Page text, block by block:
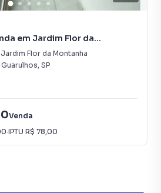
em Jardim Flor da
Jardim Flor da Montanha
Guarulhos, SP
Venda
·IPTU R$ 78,00